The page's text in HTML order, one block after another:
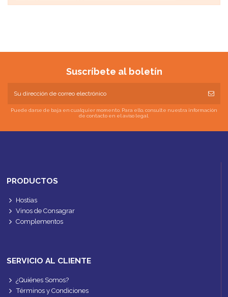
Suscríbete al boletín
Puede darse de baja en cualquier momento. Para ello, consulte nuestra información
de contacto en el aviso legal.
PRODUCTOS
Hostias
Vinos de Consagrar
Complementos
SERVICIO AL CLIENTE
¿Quiénes Somos?
Términos y Condiciones